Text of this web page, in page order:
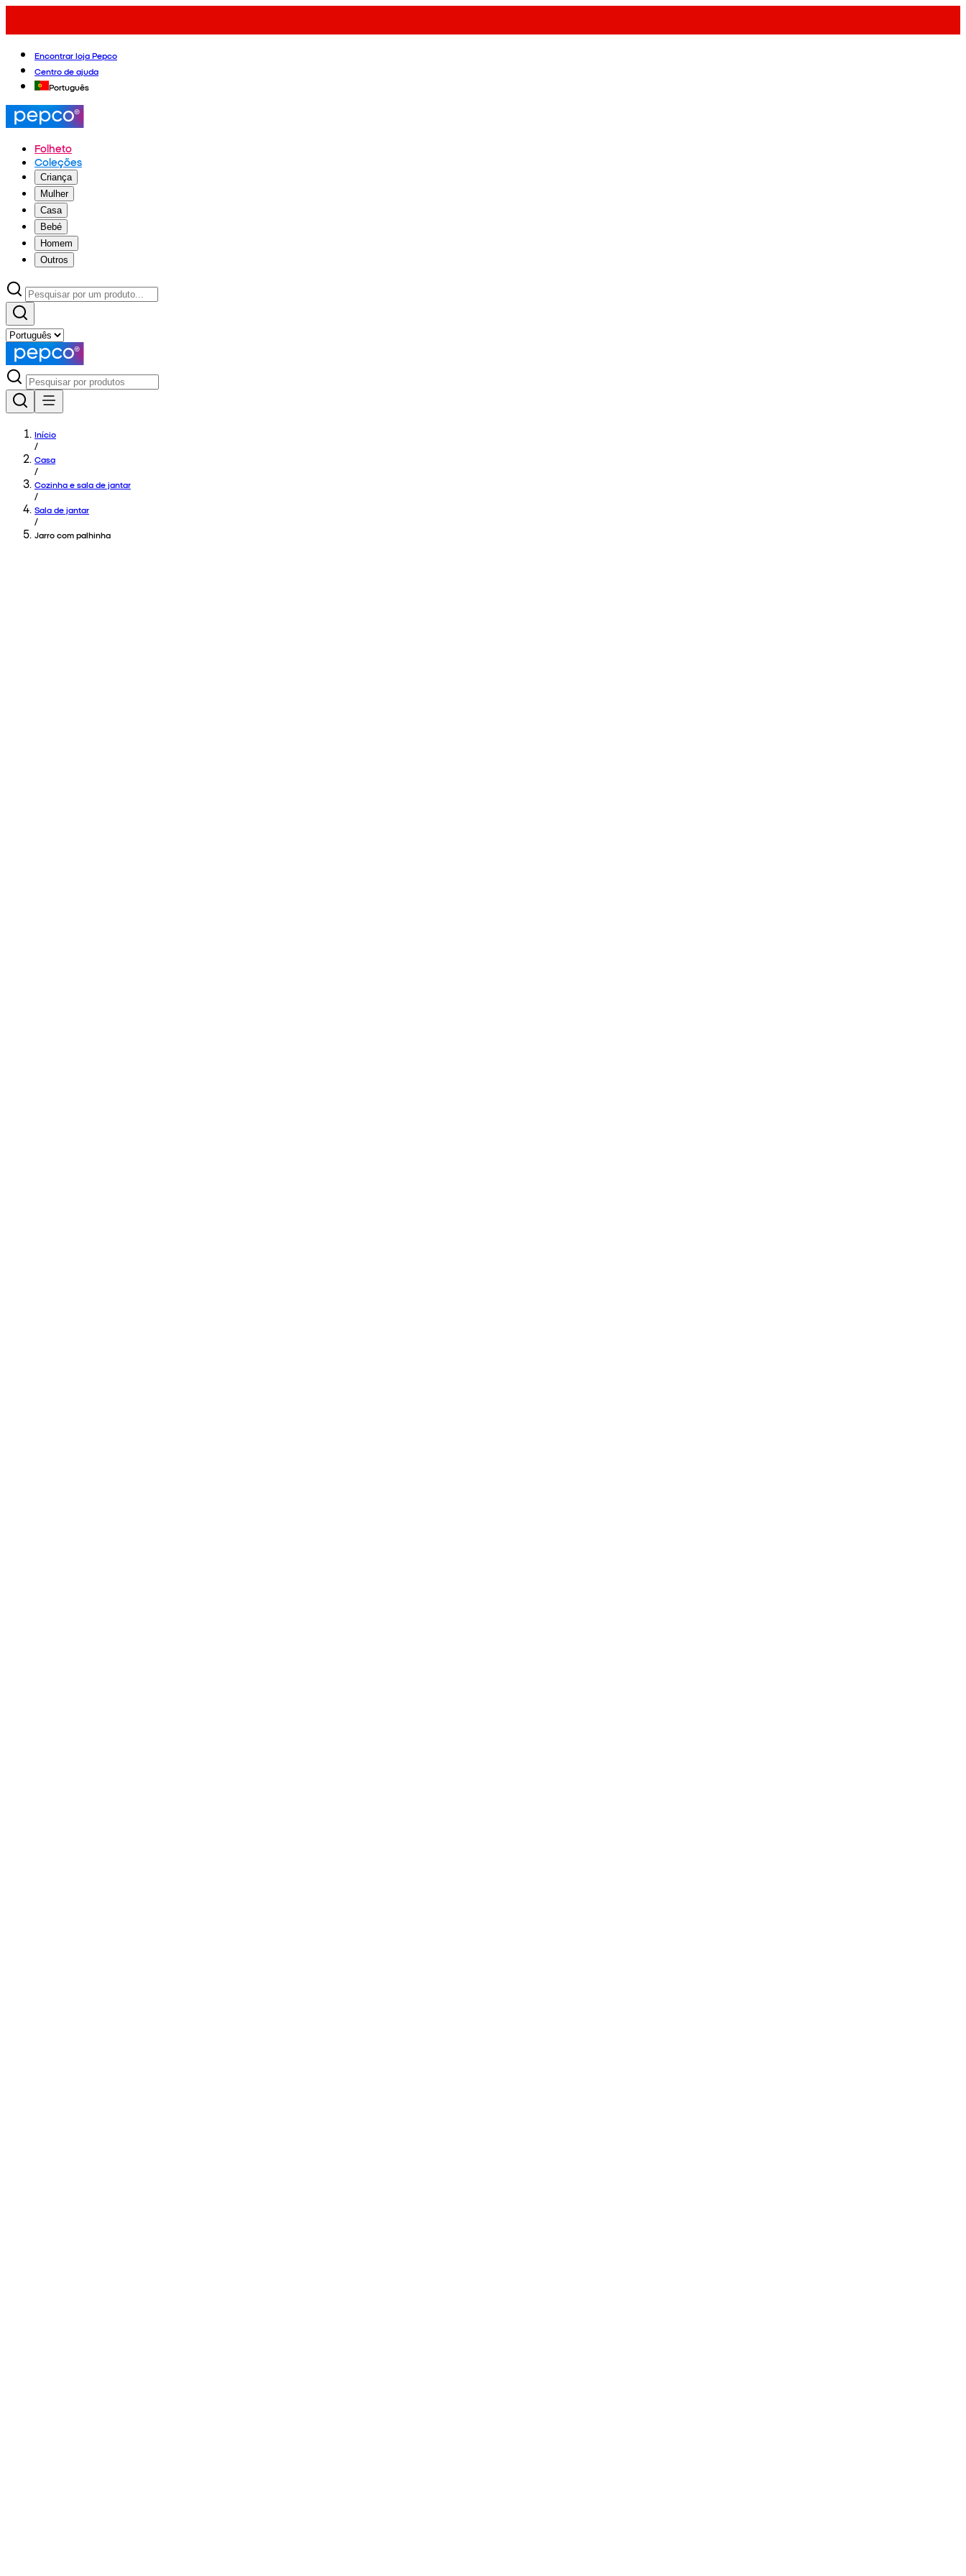
Encontrar loja Pepco
Centro de ajuda
Português
Folheto
Coleções
Criança
Mulher
Casa
Bebé
Homem
Outros
Início
/
Casa
/
Cozinha e sala de jantar
/
Sala de jantar
/
Jarro com palhinha